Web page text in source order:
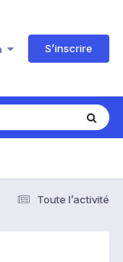
S’inscrire
Toute l’activité